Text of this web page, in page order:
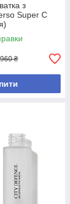
з
Super C
₴